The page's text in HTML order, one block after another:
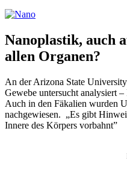
Nanoplastik, auch
allen Organen?
An der Arizona State
Gewebe untersucht analysiert
Auch in den Fäkalien wurden
nachgewiesen. „Es gibt
Innere des Körpers vorbahnt”